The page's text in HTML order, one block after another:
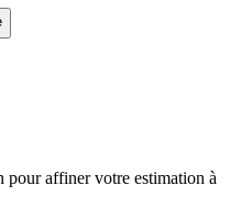
pour affiner votre estimation à